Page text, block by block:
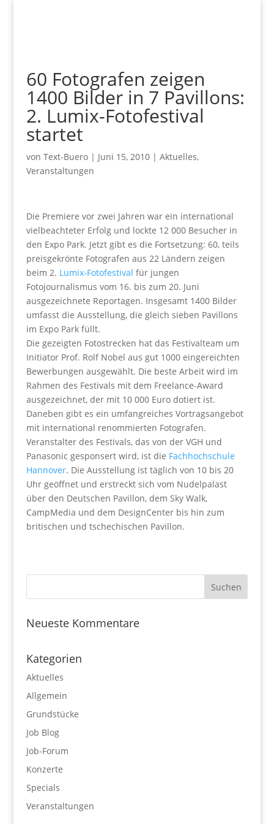
60 Fotografen zeigen
1400 Bilder in 7 Pavillons:
2. Lumix-Fotofestival
startet
von Text-Buero| Juni 15, 2010| Aktuelles,
Veranstaltungen
Die Premiere vor zwei Jahren war ein international
vielbeachteter Erfolg und lockte 12 000 Besucher in
den Expo Park. Jetzt gibt es die Fortsetzung: 60, teils
preisgekrönte Fotografen aus 22 Ländern zeigen
beim 2. Lumix-Fotofestival für jungen
Fotojournalismus vom 16. bis zum 20. Juni
ausgezeichnete Reportagen. Insgesamt 1400 Bilder
umfasst die Ausstellung, die gleich sieben Pavillons
im Expo Park füllt.
Die gezeigten Fotostrecken hat das Festivalteam um
Initiator Prof. Rolf Nobel aus gut 1000 eingereichten
Bewerbungen ausgewählt. Die beste Arbeit wird im
Rahmen des Festivals mit dem Freelance-Award
ausgezeichnet, der mit 10 000 Euro dotiert ist.
Daneben gibt es ein umfangreiches Vortragsangebot
mit international renommierten Fotografen.
Veranstalter des Festivals, das von der VGH und
Panasonic gesponsert wird, ist die Fachhochschule
Hannover. Die Ausstellung ist täglich von 10 bis 20
Uhr geöffnet und erstreckt sich vom Nudelpalast
über den Deutschen Pavillon, dem Sky Walk,
CampMedia und dem DesignCenter bis hin zum
britischen und tschechischen Pavillon.
Neueste Kommentare
Kategorien
Aktuelles
Allgemein
Grundstücke
Job Blog
Job-Forum
Konzerte
Specials
Veranstaltungen